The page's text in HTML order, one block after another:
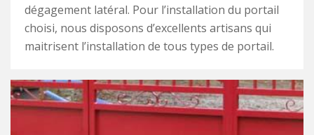
dégagement latéral. Pour l’installation du portail
choisi, nous disposons d’excellents artisans qui
maitrisent l’installation de tous types de portail.